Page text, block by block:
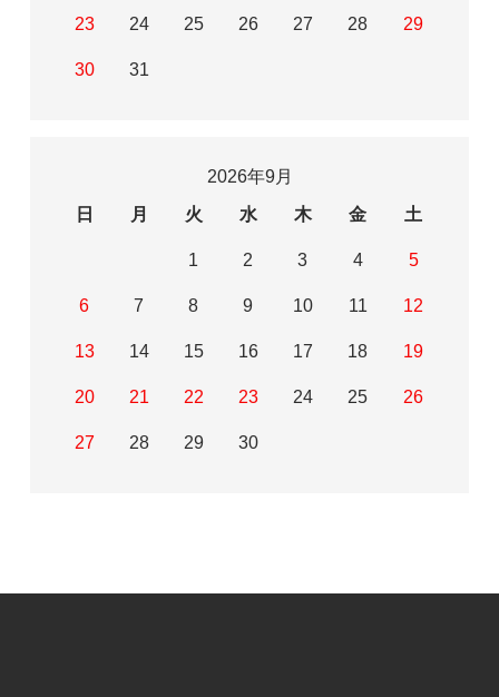
23 24 25 26 27 28 29
30 31
2026年9月
日
月 火 水 木 金 土
1 2 3 4 5
6 7 8 9 10 11 12
13 14 15 16 17 18 19
20 21 22 23 24 25 26
27 28 29 30